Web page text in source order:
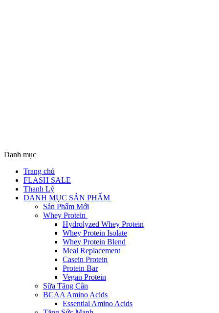
Danh mục
Trang chủ
FLASH SALE
Thanh Lý
DANH MỤC SẢN PHẨM
Sản Phẩm Mới
Whey Protein
Hydrolyzed Whey Protein
Whey Protein Isolate
Whey Protein Blend
Meal Replacement
Casein Protein
Protein Bar
Vegan Protein
Sữa Tăng Cân
BCAA Amino Acids
Essential Amino Acids